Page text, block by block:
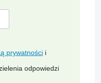
prywatności i
odpowiedzi